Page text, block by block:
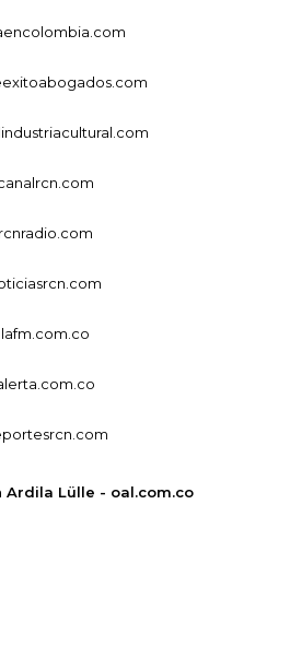
rcnradio.com
lafm.com.co
Ardila Lülle - oal.com.co